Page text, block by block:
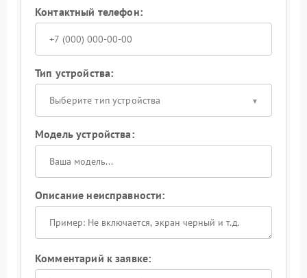
Контактный телефон:
Тип устройства:
Выберите тип устройства
Модель устройства:
Описание неисправности:
Комментарий к заявке: